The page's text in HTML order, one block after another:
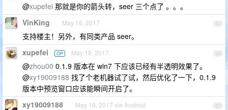
@xupefei 那就是你的箭头转，seer 三个点了 。。。
51
VinKing May 16, 2017
支持楼主！另外，有同类产品 seer。
52
xupefei OP May 19, 2017
@zhou00 0.1.9 版本在 win7 下应该已经有半透明效果了。
@xy19009188 找了个老机器试了试，然后优化了一下，0.1.9
版本中预览窗口应该能瞬间开启了。
53
xy19009188 May 19, 2017 via Android